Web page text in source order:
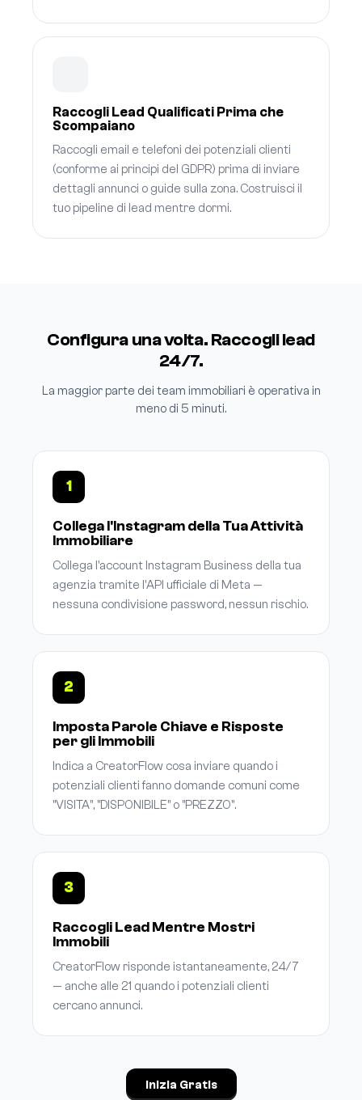
Raccogli Lead Qualificati Prima che
Scompaiano
Raccogli email e telefoni dei potenziali clienti
(conforme ai principi del GDPR) prima di inviare
dettagli annunci o guide sulla zona. Costruisci il
tuo pipeline di lead mentre dormi.
Configura una volta. Raccogli lead
24/7.
La maggior parte dei team immobiliari è operativa in
meno di 5 minuti.
1
Collega l'Instagram della Tua Attività
Immobiliare
Collega l'account Instagram Business della tua
agenzia tramite l'API ufficiale di Meta —
nessuna condivisione password, nessun rischio.
2
Imposta Parole Chiave e Risposte
per gli Immobili
Indica a CreatorFlow cosa inviare quando i
potenziali clienti fanno domande comuni come
"VISITA", "DISPONIBILE" o "PREZZO".
3
Raccogli Lead Mentre Mostri
Immobili
CreatorFlow risponde istantaneamente, 24/7
— anche alle 21 quando i potenziali clienti
cercano annunci.
Inizia Gratis